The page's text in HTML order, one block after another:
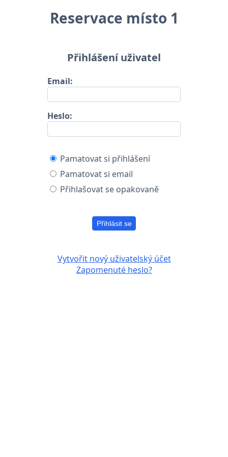
Reservace místo 1
Přihlášení uživatel
Email:
Heslo:
Pamatovat si přihlášení
Pamatovat si email
Přihlašovat se opakovaně
Přihlásit se
Vytvořit nový uživatelský účet
Zapomenuté heslo?